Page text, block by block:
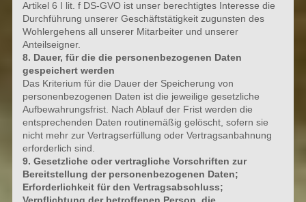
Artikel 6 I lit. f DS-GVO ist unser berechtigtes Interesse die
Durchführung unserer Geschäftstätigkeit zugunsten des
Wohlergehens all unserer Mitarbeiter und unserer
Anteilseigner.
8. Dauer, für die die personenbezogenen Daten
gespeichert werden
Das Kriterium für die Dauer der Speicherung von
personenbezogenen Daten ist die jeweilige gesetzliche
Aufbewahrungsfrist. Nach Ablauf der Frist werden die
entsprechenden Daten routinemäßig gelöscht, sofern sie
nicht mehr zur Vertragserfüllung oder Vertragsanbahnung
erforderlich sind.
9. Gesetzliche oder vertragliche Vorschriften zur
Bereitstellung der personenbezogenen Daten;
Erforderlichkeit für den Vertragsabschluss;
Verpflichtung der betroffenen Person, die